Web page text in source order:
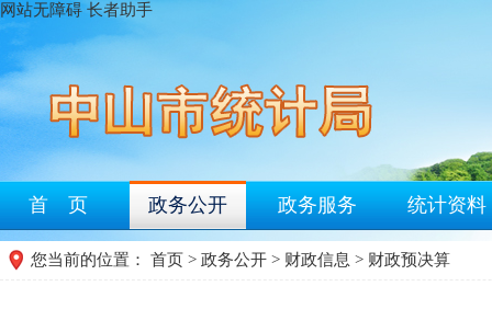
网站无障碍 长者助手
首 页 政务公开 政务服务 统计资料
您当前的位置： 首页 > 政务公开 > 财政信息 > 财政预决算